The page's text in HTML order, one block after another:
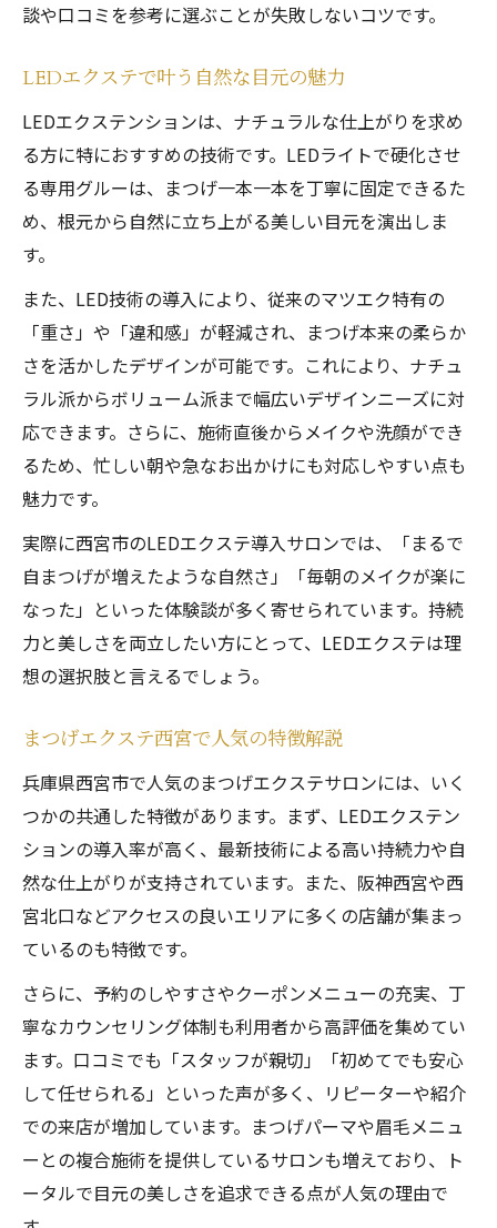
談や口コミを参考に選ぶことが失敗しないコツです。
LEDエクステで叶う自然な目元の魅力
LEDエクステンションは、ナチュラルな仕上がりを求め
る方に特におすすめの技術です。LEDライトで硬化させ
る専用グルーは、まつげ一本一本を丁寧に固定できるた
め、根元から自然に立ち上がる美しい目元を演出しま
す。
また、LED技術の導入により、従来のマツエク特有の
「重さ」や「違和感」が軽減され、まつげ本来の柔らか
さを活かしたデザインが可能です。これにより、ナチュ
ラル派からボリューム派まで幅広いデザインニーズに対
応できます。さらに、施術直後からメイクや洗顔ができ
るため、忙しい朝や急なお出かけにも対応しやすい点も
魅力です。
実際に西宮市のLEDエクステ導入サロンでは、「まるで
自まつげが増えたような自然さ」「毎朝のメイクが楽に
なった」といった体験談が多く寄せられています。持続
力と美しさを両立したい方にとって、LEDエクステは理
想の選択肢と言えるでしょう。
まつげエクステ西宮で人気の特徴解説
兵庫県西宮市で人気のまつげエクステサロンには、いく
つかの共通した特徴があります。まず、LEDエクステン
ションの導入率が高く、最新技術による高い持続力や自
然な仕上がりが支持されています。また、阪神西宮や西
宮北口などアクセスの良いエリアに多くの店舗が集まっ
ているのも特徴です。
さらに、予約のしやすさやクーポンメニューの充実、丁
寧なカウンセリング体制も利用者から高評価を集めてい
ます。口コミでも「スタッフが親切」「初めてでも安心
して任せられる」といった声が多く、リピーターや紹介
での来店が増加しています。まつげパーマや眉毛メニュ
ーとの複合施術を提供しているサロンも増えており、ト
ータルで目元の美しさを追求できる点が人気の理由で